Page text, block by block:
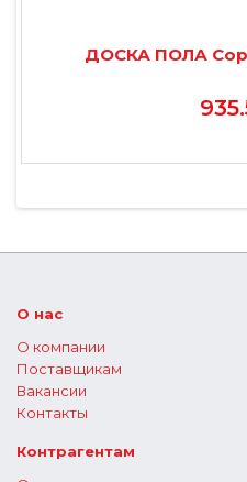
ДОСКА ПОЛА
О нас
О компании
Поставщикам
Вакансии
Контакты
Контрагентам